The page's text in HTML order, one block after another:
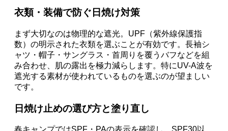
衣類・装備で防ぐ日焼け対策
まず大切なのは物理的な遮光。UPF（紫外線保護指
数）の明示された衣類を選ぶことが有効です。長袖シ
ャツ・帽子・サングラス・首周りを覆うバフなどを組
み合わせ、肌の露出を極力減らします。特にUV-A波を
遮光する素材が使われているものを選ぶのが望ましい
です。
日焼け止めの選び方と塗り直し